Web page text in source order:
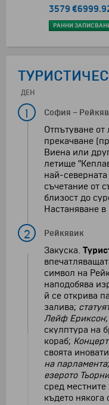
3579 €
РАННИ
ДЕН
1 София –
Отпътуване
прeкачване
Виена или
летище
най-
съчетание от
близост до
Настаняване
2 Рейкявик
Закуска.
символ на
наподобява
й се открива
залива;
Лейф Ериксон;
скулптура на
кораб;
своята
на парламента;
езерото
сред
където някога